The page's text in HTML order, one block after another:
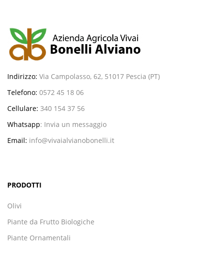
Indirizzo: Via Campolasso, 62, 51017 Pescia (PT)
Telefono: 0572 45 18 06
Cellulare: 340 154 37 56
Whatsapp: Invia un messaggio
Email: info@vivaialvianobonelli.it
PRODOTTI
Olivi
Piante da Frutto Biologiche
Piante Ornamentali